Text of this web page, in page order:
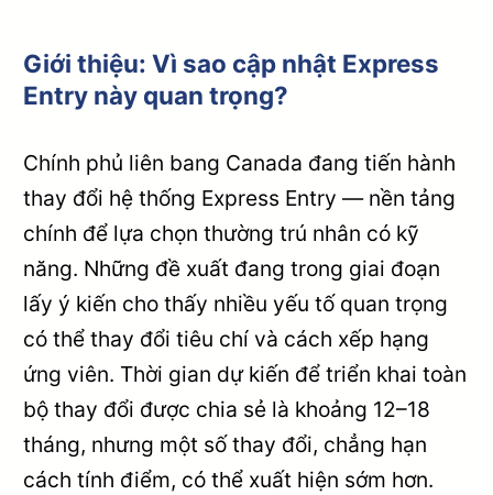
Giới thiệu: Vì sao cập nhật Express
Entry này quan trọng?
Chính phủ liên bang Canada đang tiến hành
thay đổi hệ thống Express Entry — nền tảng
chính để lựa chọn thường trú nhân có kỹ
năng. Những đề xuất đang trong giai đoạn
lấy ý kiến cho thấy nhiều yếu tố quan trọng
có thể thay đổi tiêu chí và cách xếp hạng
ứng viên. Thời gian dự kiến để triển khai toàn
bộ thay đổi được chia sẻ là khoảng 12–18
tháng, nhưng một số thay đổi, chẳng hạn
cách tính điểm, có thể xuất hiện sớm hơn.